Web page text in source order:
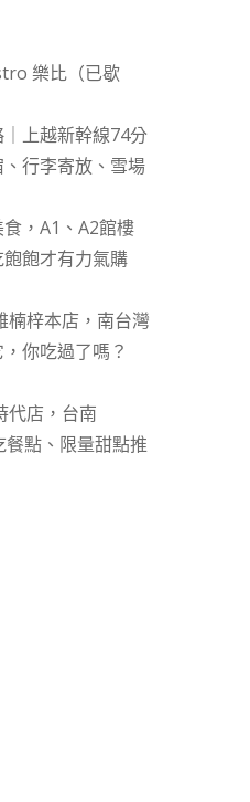
樂比（已歇
上越新幹線74分
行李寄放、雪場
，A1、A2館樓
飽才有力氣購
楠梓本店，南台灣
你吃過了嗎？
代店，台南
點、限量甜點推